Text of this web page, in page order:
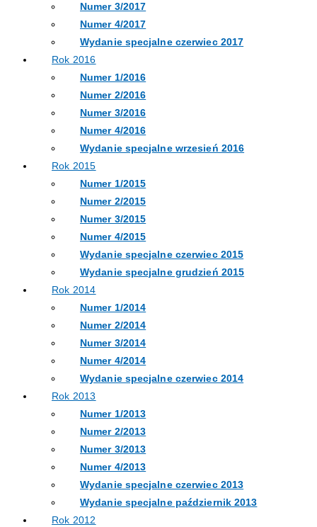
Numer 3/2017
Numer 4/2017
Wydanie specjalne czerwiec 2017
Rok 2016
Numer 1/2016
Numer 2/2016
Numer 3/2016
Numer 4/2016
Wydanie specjalne wrzesień 2016
Rok 2015
Numer 1/2015
Numer 2/2015
Numer 3/2015
Numer 4/2015
Wydanie specjalne czerwiec 2015
Wydanie specjalne grudzień 2015
Rok 2014
Numer 1/2014
Numer 2/2014
Numer 3/2014
Numer 4/2014
Wydanie specjalne czerwiec 2014
Rok 2013
Numer 1/2013
Numer 2/2013
Numer 3/2013
Numer 4/2013
Wydanie specjalne czerwiec 2013
Wydanie specjalne październik 2013
Rok 2012